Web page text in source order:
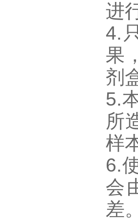
进
4.
果
剂
5.
所
样
6.
会
差